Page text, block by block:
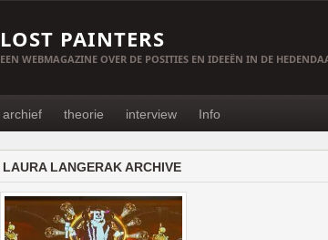
LOST PAINTERS
EEN WEBMAGAZINE OVER DE POSITIES EN IDEEËN IN DE
archief theorie interview Info
LAURA LANGERAK ARCHIVE